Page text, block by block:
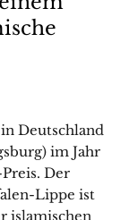
Deutschland
im Jahr
Der
Lippe ist
islamischen